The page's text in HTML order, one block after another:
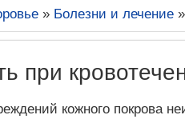
» Болезни и лечение »
при
кожного покрова